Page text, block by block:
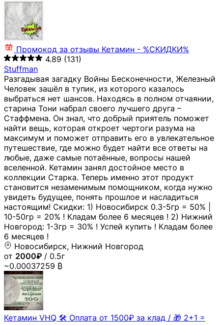
Промокод за отзывы Кетамин - %СКИДКИ%
4.89 (131)
Stuffman
Разгадывая загадку Войны Бесконечности, Железный
Человек зашёл в тупик, из которого казалось
выбраться нет шансов. Находясь в полном отчаянии,
старина Тони набрал своего лучшего друга –
Стаффмена. Он знал, что добрый приятель поможет
найти вещь, которая откроет чертоги разума на
максимум и поможет отправить его в увлекательное
путешествие, где можно будет найти все ответы на
любые, даже самые потаённые, вопросы нашей
вселенной. Кетамин занял достойное место в
коллекции Старка. Теперь именно этот продукт
становится незаменимым помощником, когда нужно
увидеть будущее, понять прошлое и насладиться
настоящим! Скидки: 1) Новосибирск 0.3-5гр = 50% |
10-50гр = 20% ! Кладам более 6 месяцев ! 2) Нижний
Новгород: 1-3гр = 30% ! Успей купить ! Кладам более
6 месяцев !
Новосибирск, Нижний Новгород
от 2000₽ / 0.5г
~0.00037259 ₿
Кетамин VHQ 🛠 Оплата от 1500₽ за клад / 🎁 2+1 =